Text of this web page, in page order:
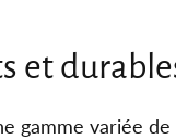
et
gamme variée